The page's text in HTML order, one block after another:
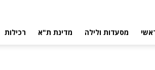
מסעדות ולילה מדינת ת"א רכילות